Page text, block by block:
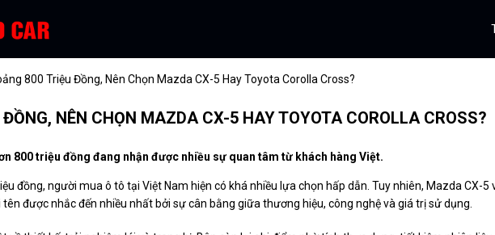
800 Triệu Đồng, Nên Chọn Mazda CX-5 Hay Toyota Corolla Cross?
NÊN CHỌN MAZDA CX-5 HAY TOYOTA COROLLA CROSS?
800 triệu đồng đang nhận được nhiều sự quan tâm từ khách hàng Việt.
đồng, người mua ô tô tại Việt Nam hiện có khá nhiều lựa chọn hấp dẫn. Tuy nhiên, Mazda CX-5
được nhắc đến nhiều nhất bởi sự cân bằng giữa thương hiệu, công nghệ và giá trị sử dụng.